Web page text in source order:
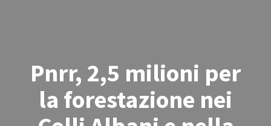
Pnrr, 2,5 milioni per
la forestazione nei